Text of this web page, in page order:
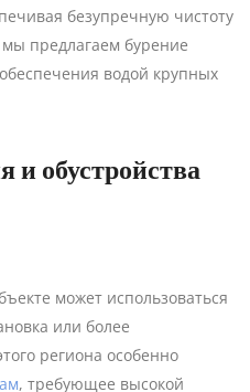
безупречную чистоту
предлагаем бурение
водой крупных
и обустройства
может использоваться
или более
региона особенно
, требующее высокой